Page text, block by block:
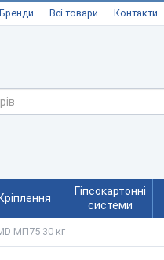
Бренди Всі товари Контакти
Кріплення
Гіпсокартонні
системи
МП75 30 кг